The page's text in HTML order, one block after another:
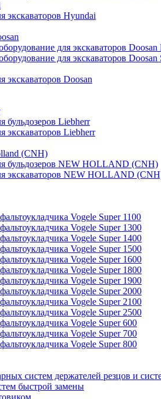
экскаваторов Hyundai
для экскаваторов
для экскаваторов
экскаваторов Doosan
бульдозеров Liebherr
экскаваторов Liebherr
(CNH)
бульдозеров NEW HOLLAND (CNH)
экскаваторов NEW HOLLAND
Vogele Super 1100
Vogele Super 1300
Vogele Super 1400
Vogele Super 1500
Vogele Super 1600
Vogele Super 1800
Vogele Super 1900
Vogele Super 2000
Vogele Super 2100
Vogele Super 2500
Vogele Super 600
Vogele Super 700
Vogele Super 800
систем держателей резцов и
быстрой замены